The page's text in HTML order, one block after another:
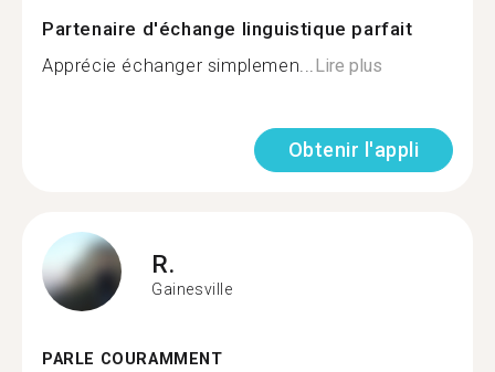
Partenaire d'échange linguistique parfait
Apprécie échanger simplemen...Lire plus
Obtenir l'appli
R.
Gainesville
PARLE COURAMMENT